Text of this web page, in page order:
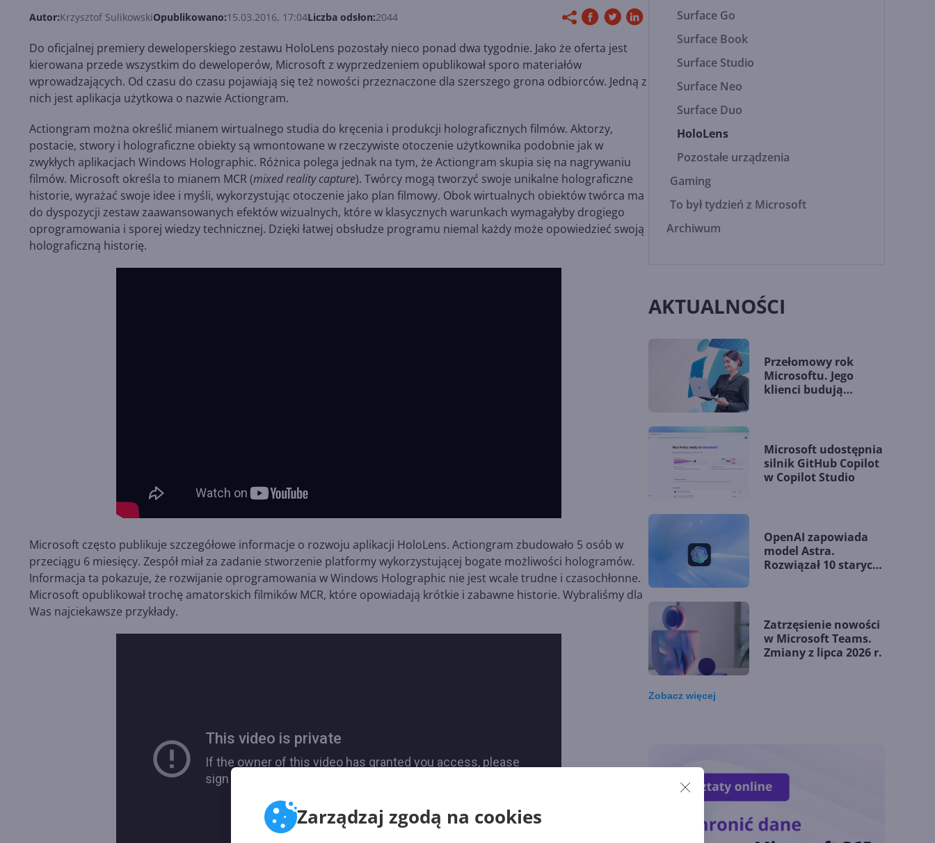
Zarządzaj zgodą na cookies
Autor:Krzysztof SulikowskiOpublikowano:15.03.2016, 17:04Liczba odsłon:2044
Do oficjalnej premiery deweloperskiego zestawu HoloLens pozostały nieco ponad dwa tygodnie. Jako że oferta jest
kierowana przede wszystkim do deweloperów, Microsoft z wyprzedzeniem opublikował sporo materiałów
wprowadzających. Od czasu do czasu pojawiają się też nowości przeznaczone dla szerszego grona odbiorców. Jedną z
nich jest aplikacja użytkowa o nazwie Actiongram.
Actiongram można określić mianem wirtualnego studia do kręcenia i produkcji holograficznych filmów. Aktorzy,
postacie, stwory i holograficzne obiekty są wmontowane w rzeczywiste otoczenie użytkownika podobnie jak w
zwykłych aplikacjach Windows Holographic. Różnica polega jednak na tym, że Actiongram skupia się na nagrywaniu
filmów. Microsoft określa to mianem MCR (mixed reality capture). Twórcy mogą tworzyć swoje unikalne holograficzne
historie, wyrażać swoje idee i myśli, wykorzystując otoczenie jako plan filmowy. Obok wirtualnych obiektów twórca ma
do dyspozycji zestaw zaawansowanych efektów wizualnych, które w klasycznych warunkach wymagałyby drogiego
oprogramowania i sporej wiedzy technicznej. Dzięki łatwej obsłudze programu niemal każdy może opowiedzieć swoją
holograficzną historię.
Microsoft często publikuje szczegółowe informacje o rozwoju aplikacji HoloLens. Actiongram zbudowało 5 osób w
przeciągu 6 miesięcy. Zespół miał za zadanie stworzenie platformy wykorzystującej bogate możliwości hologramów.
Informacja ta pokazuje, że rozwijanie oprogramowania w Windows Holographic nie jest wcale trudne i czasochłonne.
Microsoft opublikował trochę amatorskich filmików MCR, które opowiadają krótkie i zabawne historie. Wybraliśmy dla
Was najciekawsze przykłady.
Surface Go
Surface Book
Surface Studio
Surface Neo
Surface Duo
HoloLens
Pozostałe urządzenia
Gaming
To był tydzień z Microsoft
Archiwum
AKTUALNOŚCI
Przełomowy rok
Microsoftu. Jego
klienci budują
Microsoft udostępnia
silnik GitHub Copilot
w Copilot Studio
OpenAI zapowiada
model Astra.
Rozwiązał 10 starych
Zatrzęsienie nowości
w Microsoft Teams.
Zmiany z lipca 2026 r.
OpenAI tnie ceny
modeli GPT-5.6.
Odpowiedź na presję
Zobaczwięcej